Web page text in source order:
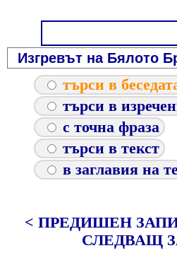
търси в
търси в
с точна фраза
търси в текст
в заглавия на
< ПРЕДИШЕН
СЛЕДВАЩ